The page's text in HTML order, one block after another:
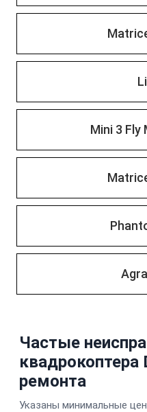
Mini 3 Fly
Частые
квадрокоптера
ремонта
Указаны минимальные